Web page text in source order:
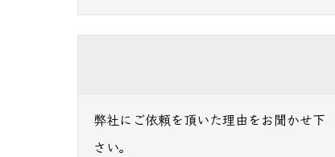
弊社にご依頼を頂いた理由をお聞かせ下
さい。